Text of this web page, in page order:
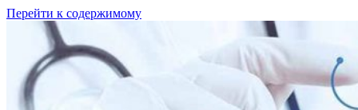
Перейти к содержимому